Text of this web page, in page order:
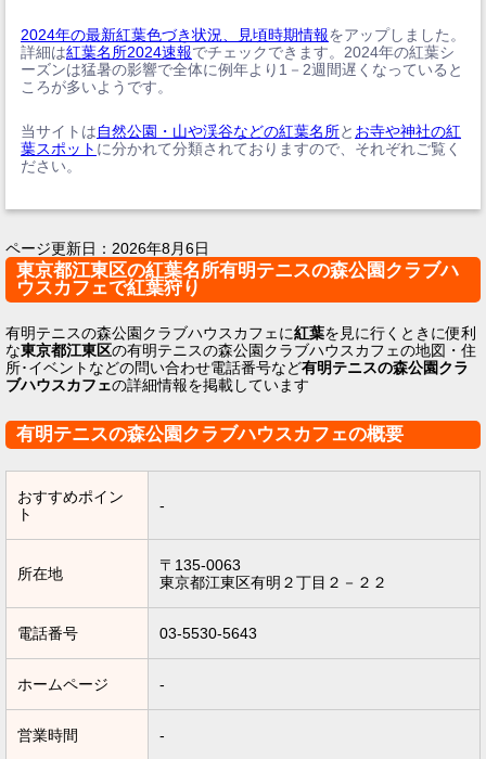
2024年の最新紅葉色づき状況、見頃時期情報をアップしました。
詳細は紅葉名所2024速報でチェックできます。2024年の紅葉シ
ーズンは猛暑の影響で全体に例年より1－2週間遅くなっていると
ころが多いようです。
当サイトは自然公園・山や渓谷などの紅葉名所と お寺や神社の紅
葉スポット に分かれて分類されておりますので、それぞれご覧く
ださい。
ページ更新日： 2026年8月6日
東京都江東区の紅葉名所有明テニスの森公園クラブハ
ウスカフェで紅葉狩り
有明テニスの森公園クラブハウスカフェに紅葉を見に行くときに便利
な東京都江東区の有明テニスの森公園クラブハウスカフェの地図・住
所･イベントなどの問い合わせ電話番号など有明テニスの森公園クラ
ブハウスカフェの詳細情報を掲載しています
有明テニスの森公園クラブハウスカフェの概要
おすすめポイン
ト
-
所在地
〒135-0063
東京都江東区有明２丁目２－２２
電話番号 03-5530-5643
ホームページ -
営業時間 -